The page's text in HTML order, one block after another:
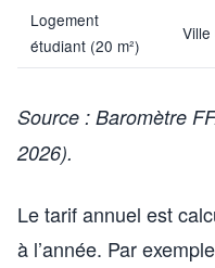
Logement
étudiant (20 m²)
Source : Baromètre
2026).
Le tarif annuel est
à l’année. Par